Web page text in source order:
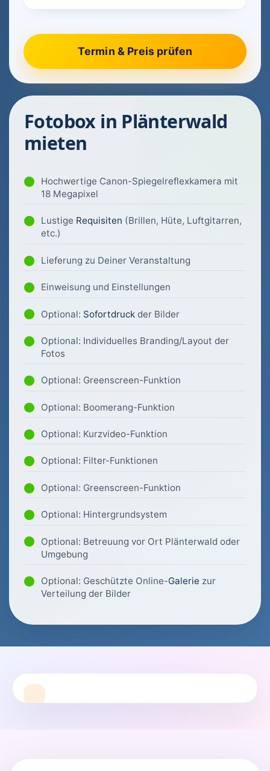
Fotobox in Plänterwald
mieten
Hochwertige Canon-Spiegelreflexkamera mit
18 Megapixel
Lustige Requisiten (Brillen, Hüte, Luftgitarren,
etc.)
Lieferung zu Deiner Veranstaltung
Einweisung und Einstellungen
Optional: Sofortdruck der Bilder
Optional: Individuelles Branding/Layout der
Fotos
Optional: Greenscreen-Funktion
Optional: Boomerang-Funktion
Optional: Kurzvideo-Funktion
Optional: Filter-Funktionen
Optional: Greenscreen-Funktion
Optional: Hintergrundsystem
Optional: Betreuung vor Ort Plänterwald oder
Umgebung
Optional: Geschützte Online-Galerie zur
Verteilung der Bilder